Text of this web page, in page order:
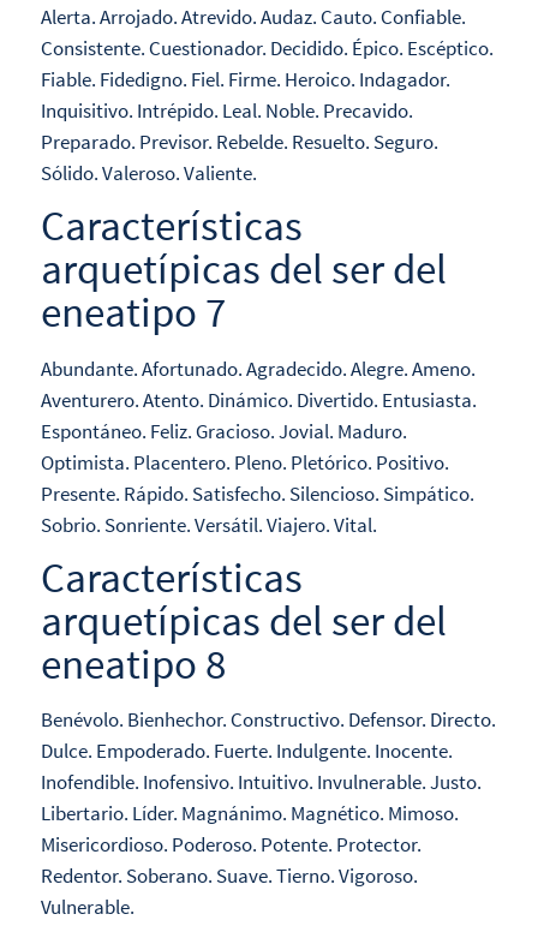
Alerta. Arrojado. Atrevido. Audaz. Cauto. Confiable.
Consistente. Cuestionador. Decidido. Épico. Escéptico.
Fiable. Fidedigno. Fiel. Firme. Heroico. Indagador.
Inquisitivo. Intrépido. Leal. Noble. Precavido.
Preparado. Previsor. Rebelde. Resuelto. Seguro.
Sólido. Valeroso. Valiente.
Características
arquetípicas del ser del
eneatipo 7
Abundante. Afortunado. Agradecido. Alegre. Ameno.
Aventurero. Atento. Dinámico. Divertido. Entusiasta.
Espontáneo. Feliz. Gracioso. Jovial. Maduro.
Optimista. Placentero. Pleno. Pletórico. Positivo.
Presente. Rápido. Satisfecho. Silencioso. Simpático.
Sobrio. Sonriente. Versátil. Viajero. Vital.
Características
arquetípicas del ser del
eneatipo 8
Benévolo. Bienhechor. Constructivo. Defensor. Directo.
Dulce. Empoderado. Fuerte. Indulgente. Inocente.
Inofendible. Inofensivo. Intuitivo. Invulnerable. Justo.
Libertario. Líder. Magnánimo. Magnético. Mimoso.
Misericordioso. Poderoso. Potente. Protector.
Redentor. Soberano. Suave. Tierno. Vigoroso.
Vulnerable.